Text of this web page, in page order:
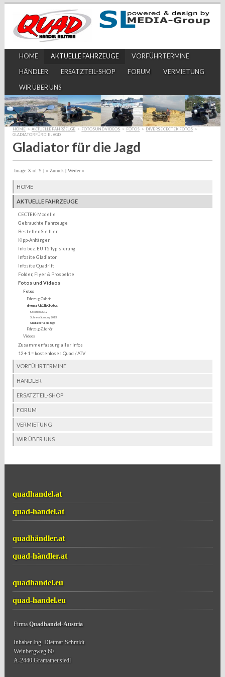
HOME AKTUELLE FAHRZEUGE VORFÜHRTERMINE
HÄNDLER ERSATZTEIL-SHOP FORUM VERMIETUNG
WIR ÜBER UNS
HOME > AKTUELLE FAHRZEUGE > FOTOS UND VIDEOS > FOTOS > DIVERSE CECTEK FOTOS >
GLADIATOR FÜR DIE JAGD
Gladiator für die Jagd
Image X of Y |« Zurück |Weiter »
HOME
AKTUELLE FAHRZEUGE
CECTEK-Modelle
Gebrauchte Fahrzeuge
Bestellen Sie hier
Kipp-Anhänger
Info bez. EU T5 Typisierung
Infosite Gladiator
Infosite Quadrift
Folder, Flyer & Prospekte
Fotos und Videos
Fotos
Fahrzeug-Gallerie
diverse CECTEK Fotos
Kroatien 2012
Schneeräumung 2013
Gladiator für die Jagd
Fahrzeug-Zubehör
Videos
Zusammenfassung aller Infos
12 + 1 = kostenloses Quad / ATV
VORFÜHRTERMINE
HÄNDLER
ERSATZTEIL-SHOP
FORUM
VERMIETUNG
WIR ÜBER UNS
quadhandel.at
quad-handel.at
quadhändler.at
quad-händler.at
quadhandel.eu
quad-handel.eu
FirmaQuadhandel-Austria
Inhaber Ing. Dietmar Schmidt
Weinbergweg 60
A-2440 Gramatneusiedl